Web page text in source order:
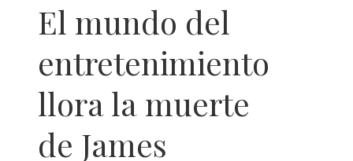
El mundo del
entretenimiento
llora la muerte
de James